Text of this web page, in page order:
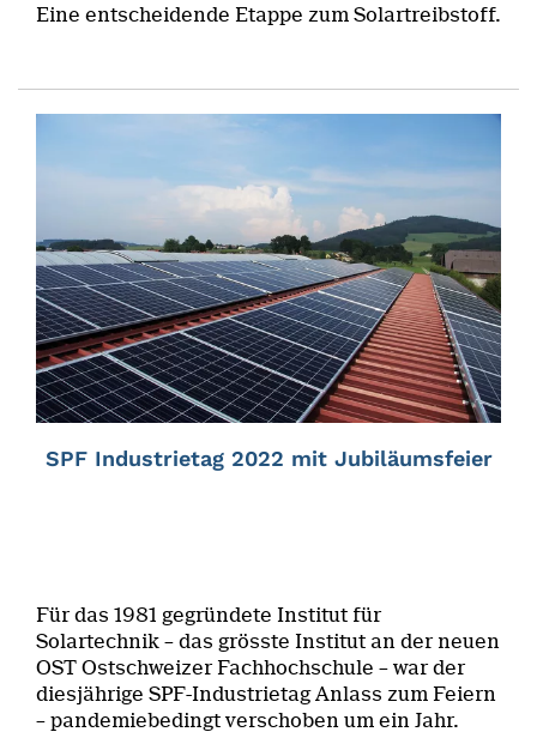
Eine entscheidende Etappe zum Solartreibstoff.
SPF Industrietag 2022 mit Jubiläumsfeier
Für das 1981 gegründete Institut für
Solartechnik – das grösste Institut an der neuen
OST Ostschweizer Fachhochschule – war der
diesjährige SPF-Industrietag Anlass zum Feiern
– pandemiebedingt verschoben um ein Jahr.